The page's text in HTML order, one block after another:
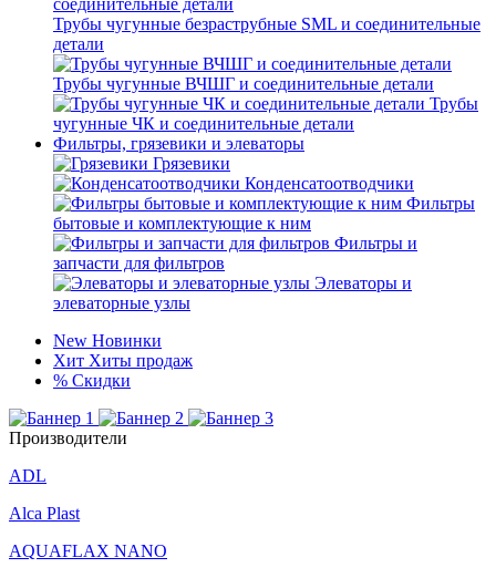
Трубы чугунные безраструбные SML и соединительные
детали
Трубы чугунные ВЧШГ и соединительные детали
Трубы
чугунные ЧК и соединительные детали
Фильтры, грязевики и элеваторы
Грязевики
Конденсатоотводчики
Фильтры
бытовые и комплектующие к ним
Фильтры и
запчасти для фильтров
Элеваторы и
элеваторные узлы
New Новинки
Хит Хиты продаж
% Скидки
Производители
ADL
Alca Plast
AQUAFLAX NANO